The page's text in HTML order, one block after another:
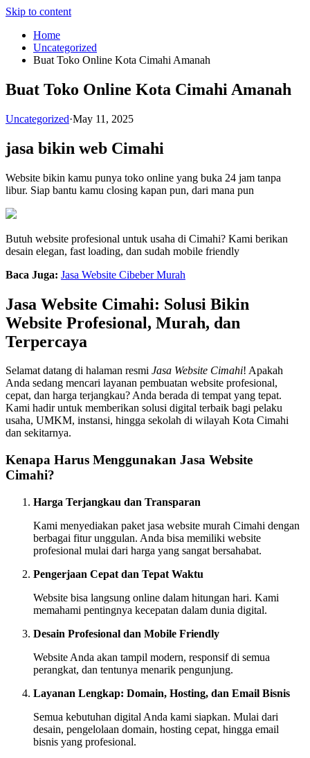
Skip to content
Home
Uncategorized
Buat Toko Online Kota Cimahi Amanah
Buat Toko Online Kota Cimahi Amanah
Uncategorized·May 11, 2025
jasa bikin web Cimahi
Website bikin kamu punya toko online yang buka 24 jam tanpa
libur. Siap bantu kamu closing kapan pun, dari mana pun
Butuh website profesional untuk usaha di Cimahi? Kami berikan
desain elegan, fast loading, dan sudah mobile friendly
Baca Juga: Jasa Website Cibeber Murah
Jasa Website Cimahi: Solusi Bikin
Website Profesional, Murah, dan
Terpercaya
Selamat datang di halaman resmi Jasa Website Cimahi! Apakah
Anda sedang mencari layanan pembuatan website profesional,
cepat, dan harga terjangkau? Anda berada di tempat yang tepat.
Kami hadir untuk memberikan solusi digital terbaik bagi pelaku
usaha, UMKM, instansi, hingga sekolah di wilayah Kota Cimahi
dan sekitarnya.
Kenapa Harus Menggunakan Jasa Website
Cimahi?
Harga Terjangkau dan Transparan
Kami menyediakan paket jasa website murah Cimahi dengan
berbagai fitur unggulan. Anda bisa memiliki website
profesional mulai dari harga yang sangat bersahabat.
Pengerjaan Cepat dan Tepat Waktu
Website bisa langsung online dalam hitungan hari. Kami
memahami pentingnya kecepatan dalam dunia digital.
Desain Profesional dan Mobile Friendly
Website Anda akan tampil modern, responsif di semua
perangkat, dan tentunya menarik pengunjung.
Layanan Lengkap: Domain, Hosting, dan Email Bisnis
Semua kebutuhan digital Anda kami siapkan. Mulai dari
desain, pengelolaan domain, hosting cepat, hingga email
bisnis yang profesional.